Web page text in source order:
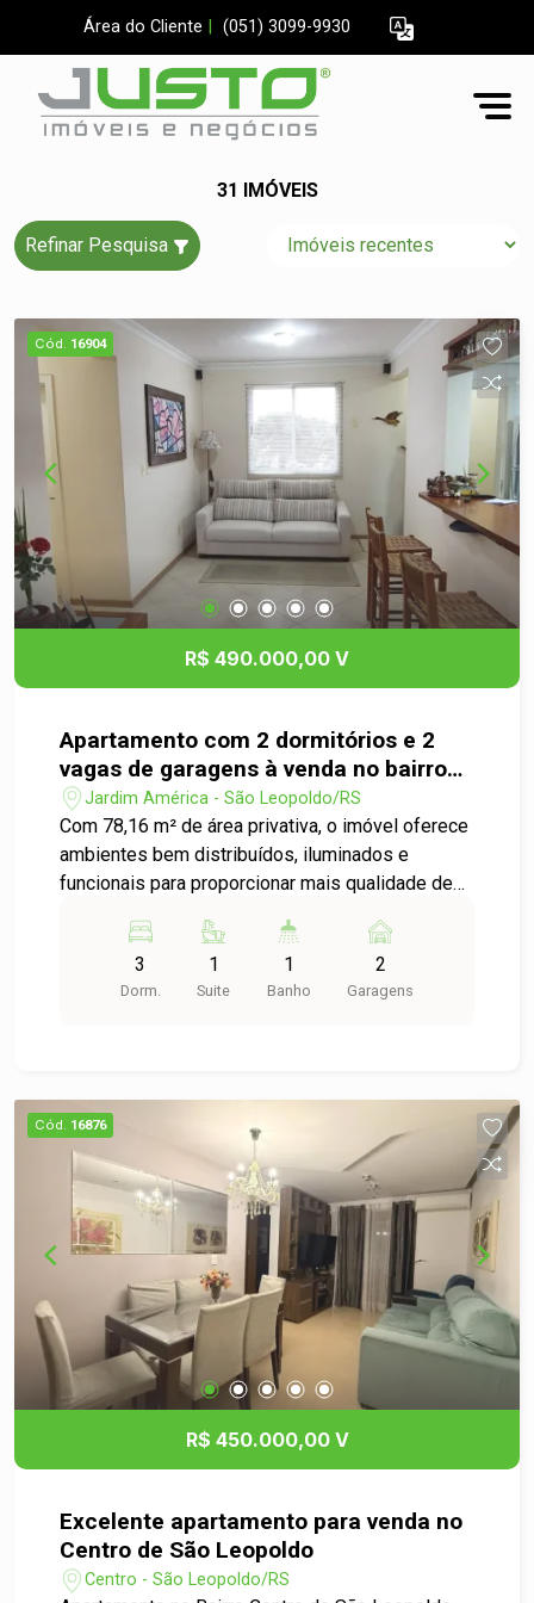
Área do Cliente (051) 3099-9930
31 IMÓVEIS
Refinar Pesquisa
Cód. 16904
R$ 490.000,00 V
Apartamento com 2 dormitórios e 2
vagas de garagens à venda no bairro
Jardim América
Jardim América - São Leopoldo/RS
Com 78,16 m² de área privativa, o imóvel oferece
ambientes bem distribuídos, iluminados e
funcionais para proporcionar mais qualidade de
suíte, além de uma confortável sala de estar e
jantar, cozinha com ótimo aproveitamento de
espaço e 2 vagas de garagens, garantindo
Colégio Sinodal e conta com fácil acesso a
supermercados, farmácias, restaurantes,
serviços e às principais vias da cidade, unindo
tranquilidade e praticidade em um só lugar. Uma
excelente oportunidade para quem deseja morar
em uma região privilegiada, com toda a
infraestrutura necessária para viver bem. Agende
sua visita e venha conhecer este imóvel.
3
Dorm.
1
Suite
1
Banho
2
Garagens
Cód. 16876
R$ 450.000,00 V
Excelente apartamento para venda no
Centro de São Leopoldo
Centro - São Leopoldo/RS